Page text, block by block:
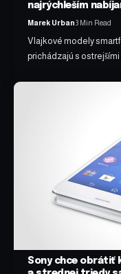
najrýchleším
Marek Urban3 Min Read
Vlajkové modely
prichádzajú s
Sony chce obrátiť